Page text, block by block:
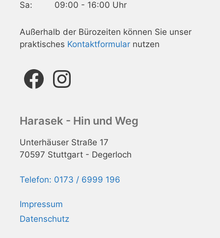
Sa: 09:00 - 16:00 Uhr
Außerhalb der Bürozeiten können Sie unser
praktisches Kontaktformular nutzen
Facebook
Instagram
Harasek - Hin und Weg
Unterhäuser Straße 17
70597 Stuttgart - Degerloch
Telefon: 0173 / 6999 196
Impressum
Datenschutz